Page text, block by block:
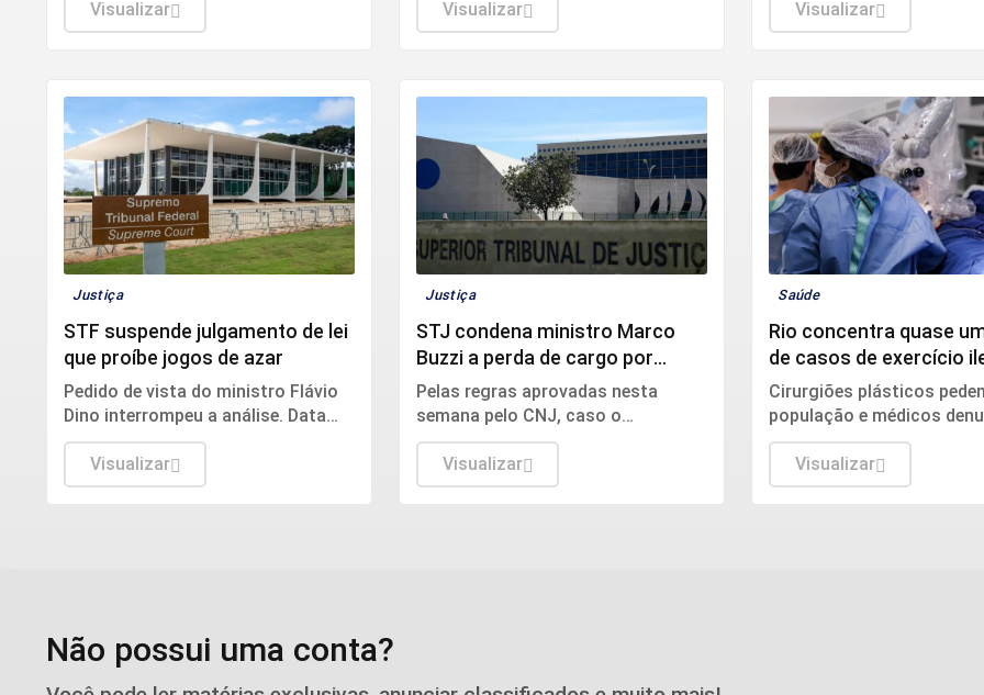
Visualizar
período do ano passado.
Visualizar
perfis falsos, promessa de
vantagem ou
Visualizar
Justiça
STF suspende julgamento de lei
que proíbe jogos de azar
Pedido de vista do ministro Flávio
Dino interrompeu a análise. Data
para retomada do julgamento não
foi definida.
Visualizar
Justiça
STJ condena ministro Marco
Buzzi a perda de cargo por
crimes sexuais
Pelas regras aprovadas nesta
semana pelo CNJ, caso o
magistrado receba a pena máxima,
ele continua afastado do cargo,
com salário proporcional ao tempo
Visualizar
Saúde
Rio concentra quase
de casos de exercício
medicina
Cirurgiões plásticos
população e médicos
irregularidades aos
Sociedade Brasileira de
Plástica.
Visualizar
Não possui uma conta?